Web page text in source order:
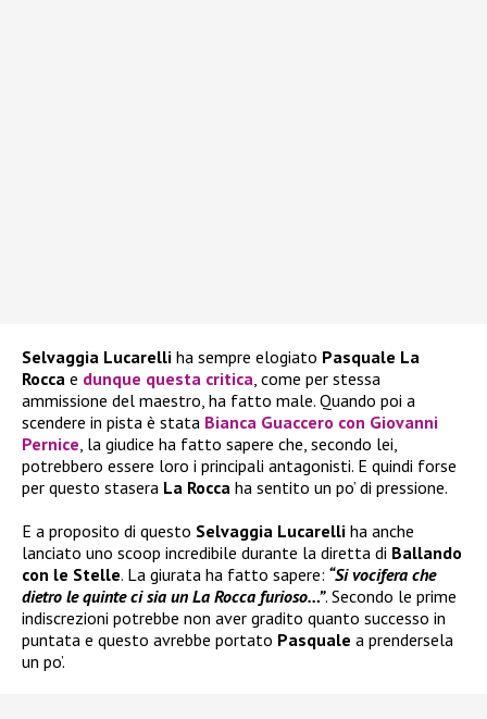
Selvaggia Lucarelli ha sempre elogiato Pasquale La
Rocca e dunque questa critica, come per stessa
ammissione del maestro, ha fatto male. Quando poi a
scendere in pista è stata Bianca Guaccero con Giovanni
Pernice, la giudice ha fatto sapere che, secondo lei,
potrebbero essere loro i principali antagonisti. E quindi forse
per questo stasera La Rocca ha sentito un po’ di pressione.
E a proposito di questo Selvaggia Lucarelli ha anche
lanciato uno scoop incredibile durante la diretta di Ballando
con le Stelle. La giurata ha fatto sapere: “Si vocifera che
dietro le quinte ci sia un La Rocca furioso…”. Secondo le prime
indiscrezioni potrebbe non aver gradito quanto successo in
puntata e questo avrebbe portato Pasquale a prendersela
un po’.